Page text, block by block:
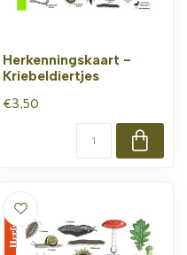
Herkenningskaart -
Kriebeldiertjes
€3,50